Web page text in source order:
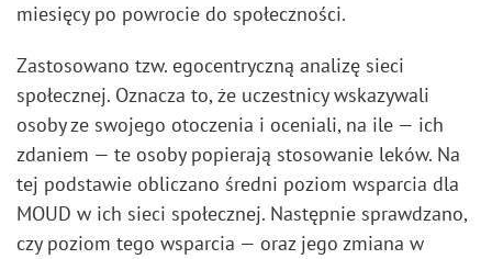
miesięcy po powrocie do społeczności.
Zastosowano tzw. egocentryczną analizę sieci
społecznej. Oznacza to, że uczestnicy wskazywali
osoby ze swojego otoczenia i oceniali, na ile — ich
zdaniem — te osoby popierają stosowanie leków. Na
tej podstawie obliczano średni poziom wsparcia dla
MOUD w ich sieci społecznej. Następnie sprawdzano,
czy poziom tego wsparcia — oraz jego zmiana w